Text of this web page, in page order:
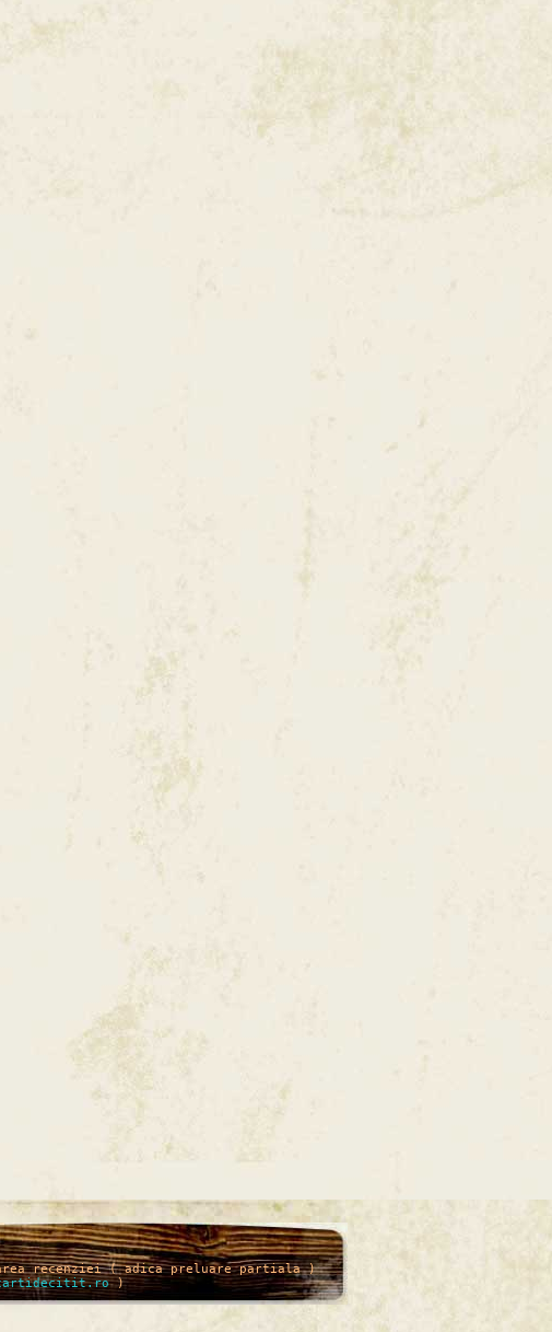
recenziei ( adica preluare partiala )
)